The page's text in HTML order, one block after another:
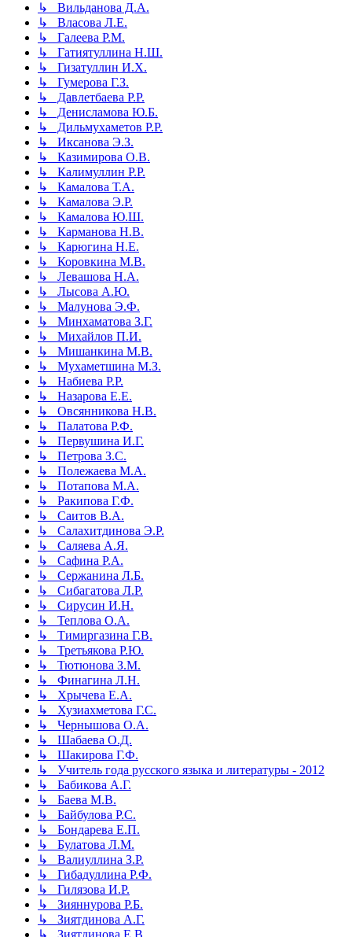
↳ Вильданова Д.А.
↳ Власова Л.Е.
↳ Галеева Р.М.
↳ Гатиятуллина Н.Ш.
↳ Гизатуллин И.Х.
↳ Гумерова Г.З.
↳ Давлетбаева Р.Р.
↳ Денисламова Ю.Б.
↳ Дильмухаметов Р.Р.
↳ Иксанова Э.З.
↳ Казимирова О.В.
↳ Калимуллин Р.Р.
↳ Камалова Т.А.
↳ Камалова Э.Р.
↳ Камалова Ю.Ш.
↳ Карманова Н.В.
↳ Карюгина Н.Е.
↳ Коровкина М.В.
↳ Левашова Н.А.
↳ Лысова А.Ю.
↳ Малунова Э.Ф.
↳ Минхаматова З.Г.
↳ Михайлов П.И.
↳ Мишанкина М.В.
↳ Мухаметшина М.З.
↳ Набиева Р.Р.
↳ Назарова Е.Е.
↳ Овсянникова Н.В.
↳ Палатова Р.Ф.
↳ Первушина И.Г.
↳ Петрова З.С.
↳ Полежаева М.А.
↳ Потапова М.А.
↳ Ракипова Г.Ф.
↳ Саитов В.А.
↳ Салахитдинова Э.Р.
↳ Саляева А.Я.
↳ Сафина Р.А.
↳ Сержанина Л.Б.
↳ Сибагатова Л.Р.
↳ Сирусин И.Н.
↳ Теплова О.А.
↳ Тимиргазина Г.В.
↳ Третьякова Р.Ю.
↳ Тютюнова З.М.
↳ Финагина Л.Н.
↳ Хрычева Е.А.
↳ Хузиахметова Г.С.
↳ Чернышова О.А.
↳ Шабаева О.Д.
↳ Шакирова Г.Ф.
↳ Учитель года русского языка и литературы - 2012
↳ Бабикова А.Г.
↳ Баева М.В.
↳ Байбулова Р.С.
↳ Бондарева Е.П.
↳ Булатова Л.М.
↳ Валиуллина З.Р.
↳ Гибадуллина Р.Ф.
↳ Гилязова И.Р.
↳ Зияннурова Р.Б.
↳ Зиятдинова А.Г.
↳ Зиятдинова Е.В.